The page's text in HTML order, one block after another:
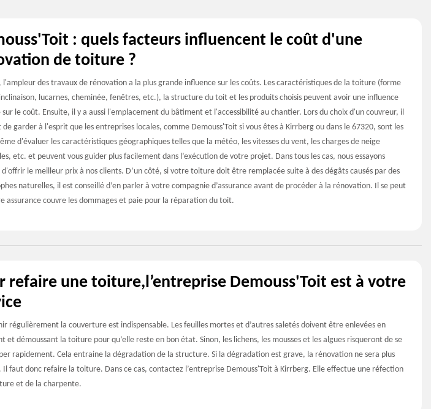
: quels facteurs influencent le coût d'une
de toiture ?
l'ampleur des travaux de rénovation a la plus grande influence sur les coûts. Les caractéristiques de la toiture (forme
lucarnes, cheminée, fenêtres, etc.), la structure du toit et les produits choisis peuvent avoir une influence
sur le coût. Ensuite, il y a aussi l'emplacement du bâtiment et l'accessibilité au chantier. Lors du choix d'un couvreur, il
de garder à l'esprit que les entreprises locales, comme Demouss'Toit si vous êtes à Kirrberg ou dans le 67320, sont les
d'évaluer les caractéristiques géographiques telles que la météo, les vitesses du vent, les charges de neige
etc. et peuvent vous guider plus facilement dans l’exécution de votre projet. Dans tous les cas, nous essayons
le meilleur prix à nos clients. D’un côté, si votre toiture doit être remplacée suite à des dégâts causés par des
naturelles, il est conseillé d’en parler à votre compagnie d’assurance avant de procéder à la rénovation. Il se peut
assurance couvre les dommages et paie pour la réparation du toit.
refaire une toiture,l’entreprise Demouss'Toit est à votre
régulièrement la couverture est indispensable. Les feuilles mortes et d’autres saletés doivent être enlevées en
et démoussant la toiture pour qu’elle reste en bon état. Sinon, les lichens, les mousses et les algues risqueront de se
rapidement. Cela entraine la dégradation de la structure. Si la dégradation est grave, la rénovation ne sera plus
Il faut donc refaire la toiture. Dans ce cas, contactez l’entreprise Demouss'Toit à Kirrberg. Elle effectue une réfection
et de la charpente.